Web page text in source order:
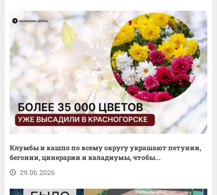
Клумбы и кашпо по всему округу украшают петунии,
бегонии, цинерарии и каладиумы, чтобы...
29.06.2026